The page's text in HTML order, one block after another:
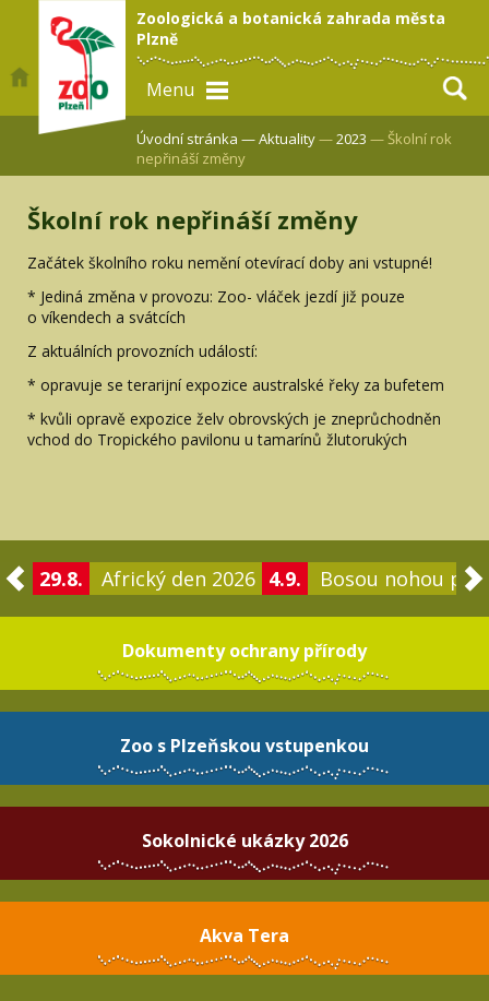
Zoologická a botanická zahrada města
Plzně
Menu
Úvodní stránka —Aktuality—2023 — Školní rok
nepřináší změny
Školní rok nepřináší změny
Začátek školního roku nemění otevírací doby ani vstupné!
* Jediná změna v provozu: Zoo- vláček jezdí již pouze
o víkendech a svátcích
Z aktuálních provozních událostí:
* opravuje se terarijní expozice australské řeky za bufetem
* kvůli opravě expozice želv obrovských je zneprůchodněn
vchod do Tropického pavilonu u tamarínů žlutorukých
29.8. Africký den 2026 4.9. Bosou nohou po
Dokumenty ochrany přírody
Zoo s Plzeňskou vstupenkou
Sokolnické ukázky 2026
Akva Tera